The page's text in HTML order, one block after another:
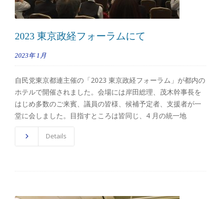
2023 東京政経フォーラムにて
2023年 1月
自民党東京都連主催の「2023 東京政経フォーラム」が都内の
ホテルで開催されました。会場には岸田総理、茂木幹事長を
はじめ多数のご来賓、議員の皆様、候補予定者、支援者が一
堂に会しました。目指すところは皆同じ、4 月の統一地
Details